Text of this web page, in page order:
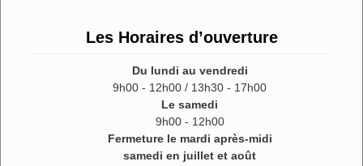
Les Horaires d’ouverture
Du lundi au vendredi
9h00 - 12h00 / 13h30 - 17h00
Le samedi
9h00 - 12h00
Fermeture le mardi après-midi
samedi en juillet et août